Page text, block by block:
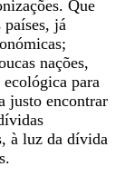
Que
países, já
nações,
para
justo encontrar
à luz da dívida